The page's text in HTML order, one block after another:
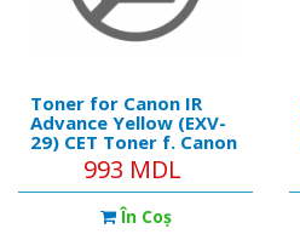
Toner for Canon IR
Advance Yellow (EXV-
29) CET Toner f. Canon
IR 1018/19/
1020/1022/203 EXV18
993 MDL
În Coş